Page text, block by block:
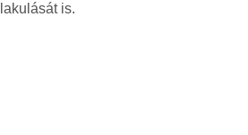
is.